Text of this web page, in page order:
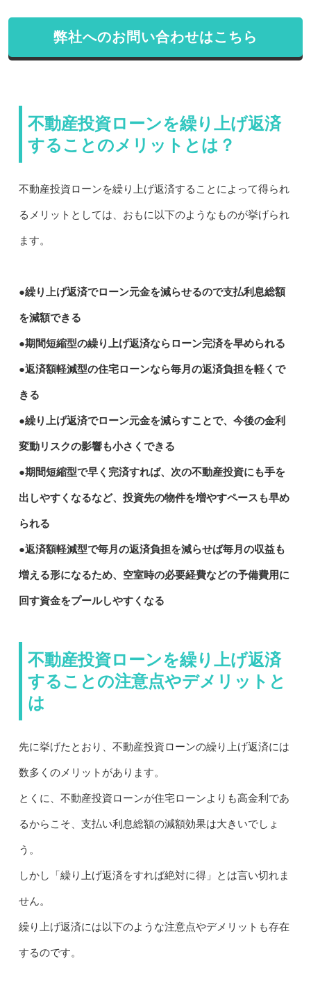
弊社へのお問い合わせはこちら
不動産投資ローンを繰り上げ返済
することのメリットとは？
不動産投資ローンを繰り上げ返済することによって得られ
るメリットとしては、おもに以下のようなものが挙げられ
ます。
●繰り上げ返済でローン元金を減らせるので支払利息総額
を減額できる
●期間短縮型の繰り上げ返済ならローン完済を早められる
●返済額軽減型の住宅ローンなら毎月の返済負担を軽くで
きる
●繰り上げ返済でローン元金を減らすことで、今後の金利
変動リスクの影響も小さくできる
●期間短縮型で早く完済すれば、次の不動産投資にも手を
出しやすくなるなど、投資先の物件を増やすペースも早め
られる
●返済額軽減型で毎月の返済負担を減らせば毎月の収益も
増える形になるため、空室時の必要経費などの予備費用に
回す資金をプールしやすくなる
不動産投資ローンを繰り上げ返済
することの注意点やデメリットと
は
先に挙げたとおり、不動産投資ローンの繰り上げ返済には
数多くのメリットがあります。
とくに、不動産投資ローンが住宅ローンよりも高金利であ
るからこそ、支払い利息総額の減額効果は大きいでしょ
う。
しかし「繰り上げ返済をすれば絶対に得」とは言い切れま
せん。
繰り上げ返済には以下のような注意点やデメリットも存在
するのです。